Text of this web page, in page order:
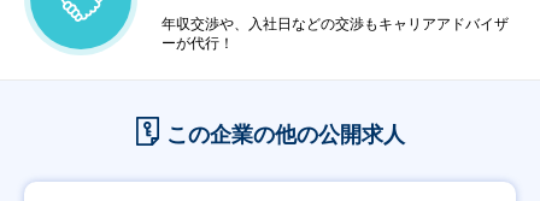
年収交渉や、入社日などの交渉もキャリアアドバイザ
ーが代行！
この企業の他の公開求人